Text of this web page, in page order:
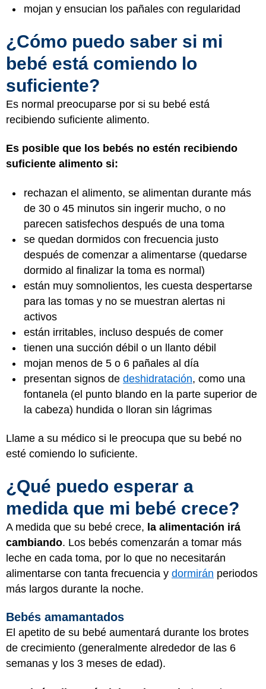
mojan y ensucian los pañales con regularidad
¿Cómo puedo saber si mi
bebé está comiendo lo
suficiente?
Es normal preocuparse por si su bebé está
recibiendo suficiente alimento.
Es posible que los bebés no estén recibiendo
suficiente alimento si:
rechazan el alimento, se alimentan durante más
de 30 o 45 minutos sin ingerir mucho, o no
parecen satisfechos después de una toma
se quedan dormidos con frecuencia justo
después de comenzar a alimentarse (quedarse
dormido al finalizar la toma es normal)
están muy somnolientos, les cuesta despertarse
para las tomas y no se muestran alertas ni
activos
están irritables, incluso después de comer
tienen una succión débil o un llanto débil
mojan menos de 5 o 6 pañales al día
presentan signos de deshidratación, como una
fontanela (el punto blando en la parte superior de
la cabeza) hundida o lloran sin lágrimas
Llame a su médico si le preocupa que su bebé no
esté comiendo lo suficiente.
¿Qué puedo esperar a
medida que mi bebé crece?
A medida que su bebé crece, la alimentación irá
cambiando. Los bebés comenzarán a tomar más
leche en cada toma, por lo que no necesitarán
alimentarse con tanta frecuencia y dormirán periodos
más largos durante la noche.
Bebés amamantados
El apetito de su bebé aumentará durante los brotes
de crecimiento (generalmente alrededor de las 6
semanas y los 3 meses de edad).